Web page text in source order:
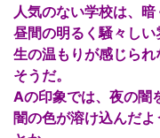
人気のない学校は、暗
昼間の明るく騒々しい
生の温もりが感じら
そうだ。
Aの印象では、夜の闇
闇の色が溶け込んだ